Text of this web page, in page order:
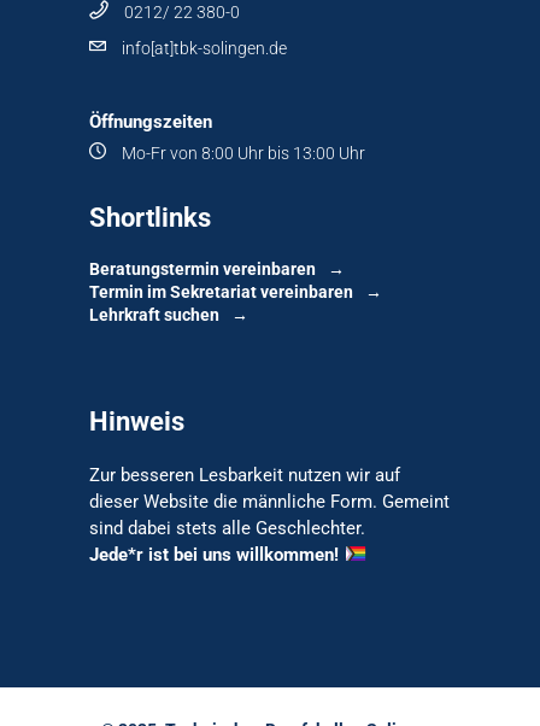
0212/ 22 380-0
info[at]tbk-solingen.de
Öffnungszeiten
Mo-Fr von 8:00 Uhr bis 13:00 Uhr
Shortlinks
Beratungstermin vereinbaren
Termin im Sekretariat vereinbaren
Lehrkraft suchen
Hinweis
Zur besseren Lesbarkeit nutzen wir auf
dieser Website die männliche Form. Gemeint
sind dabei stets alle Geschlechter.
Jede*r ist bei uns willkommen!